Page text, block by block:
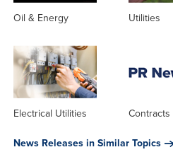
Oil & Energy Utilities
Electrical Utilities
Contracts
News Releases in Similar Topics